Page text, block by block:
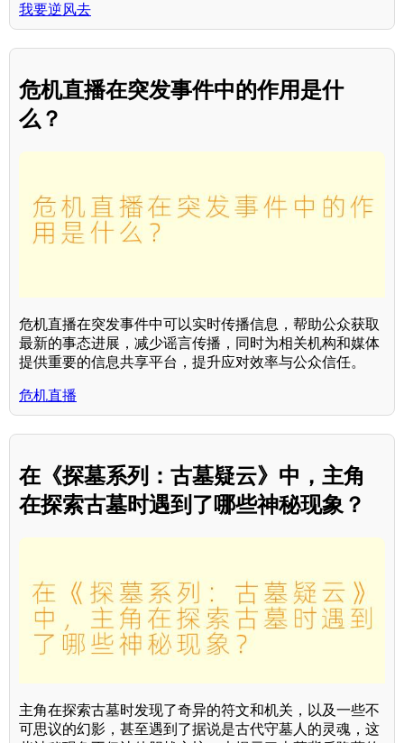
我要逆风去
危机直播在突发事件中的作用是什
么？
危机直播在突发事件中可以实时传播信息，帮助公众获取
最新的事态进展，减少谣言传播，同时为相关机构和媒体
提供重要的信息共享平台，提升应对效率与公众信任。
危机直播
在《探墓系列：古墓疑云》中，主角
在探索古墓时遇到了哪些神秘现象？
主角在探索古墓时发现了奇异的符文和机关，以及一些不
可思议的幻影，甚至遇到了据说是古代守墓人的灵魂，这